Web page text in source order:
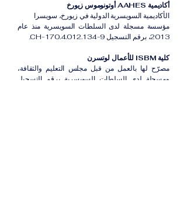
أكاديمية AAHES أوتونوموس زيورخ
الأكاديمية السويسرية الدولية في زيورخ، سويسرا
مؤسسة مسجلة لدى السلطات السويسرية منذ عام
2013، برقم التسجيل CH-170.4.012.134-9.
كلية ISBM للأعمال لوتسرن
مصرّح لها بالعمل من قبل مجلس التعليم والثقافة،
ومسجلة لدى السلطات السويسرية برقم التسجيل